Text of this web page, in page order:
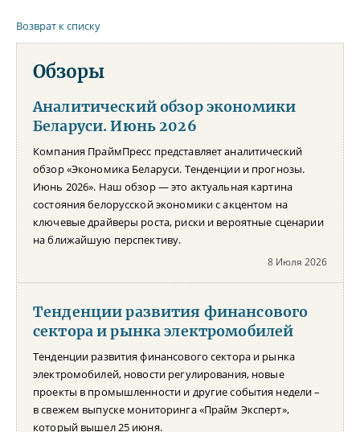
Возврат к списку
Обзоры
Аналитический обзор экономики
Беларуси. Июнь 2026
Компания ПраймПресс представляет аналитический
обзор «Экономика Беларуси. Тенденции и прогнозы.
Июнь 2026». Наш обзор — это актуальная картина
состояния белорусской экономики с акцентом на
ключевые драйверы роста, риски и вероятные сценарии
на ближайшую перспективу.
8 Июля 2026
Тенденции развития финансового
сектора и рынка электромобилей
Тенденции развития финансового сектора и рынка
электромобилей, новости регулирования, новые
проекты в промышленности и другие события недели –
в свежем выпуске мониторинга «Прайм Эксперт»,
который вышел 25 июня.